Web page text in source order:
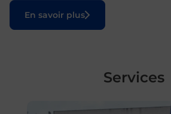
En savoir plus
Le lien s'ouvre dans un nouvel onglet
Services
En savoir plus